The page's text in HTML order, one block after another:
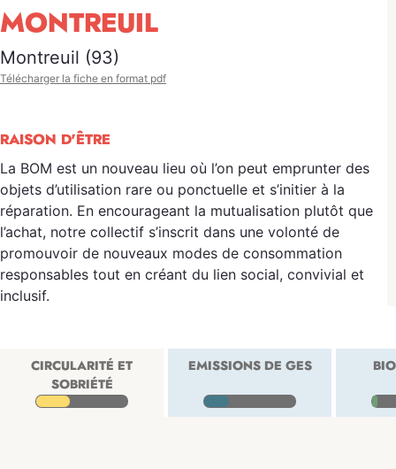
MONTREUIL
Montreuil (93)
Télécharger la fiche en format pdf
RAISON D'ÊTRE
La BOM est un nouveau lieu où l’on peut emprunter des
objets d’utilisation rare ou ponctuelle et s’initier à la
réparation. En encourageant la mutualisation plutôt que
l’achat, notre collectif s’inscrit dans une volonté de
promouvoir de nouveaux modes de consommation
responsables tout en créant du lien social, convivial et
inclusif.
CIRCULARITÉ ET
SOBRIÉTÉ
EMISSIONS DE GES